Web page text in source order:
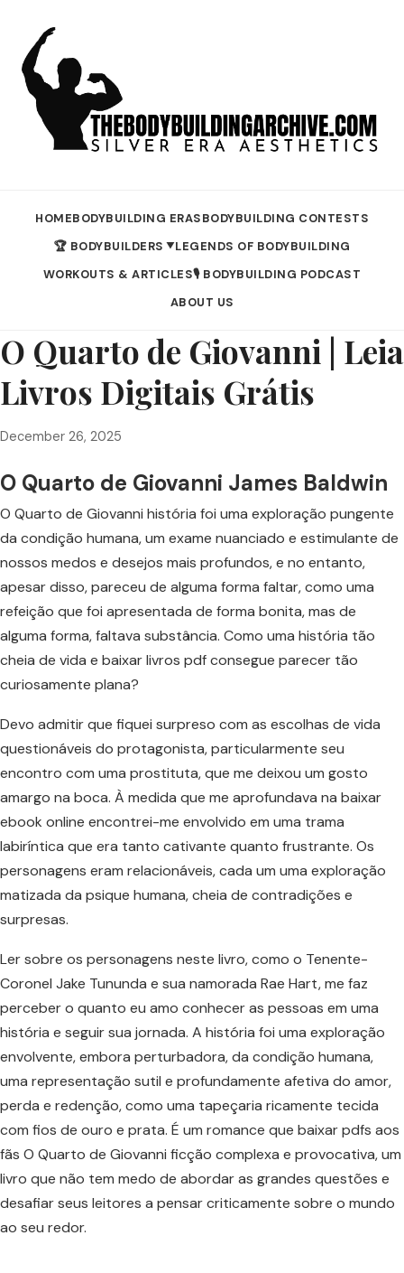
HOMEBODYBUILDING ERASBODYBUILDING CONTESTS
🏆 BODYBUILDERS ▼LEGENDS OF BODYBUILDING
WORKOUTS & ARTICLES🎙️ BODYBUILDING PODCAST
ABOUT US
O Quarto de Giovanni | Leia
Livros Digitais Grátis
December 26, 2025
O Quarto de Giovanni James Baldwin
O Quarto de Giovanni história foi uma exploração pungente
da condição humana, um exame nuanciado e estimulante de
nossos medos e desejos mais profundos, e no entanto,
apesar disso, pareceu de alguma forma faltar, como uma
refeição que foi apresentada de forma bonita, mas de
alguma forma, faltava substância. Como uma história tão
cheia de vida e baixar livros pdf consegue parecer tão
curiosamente plana?
Devo admitir que fiquei surpreso com as escolhas de vida
questionáveis do protagonista, particularmente seu
encontro com uma prostituta, que me deixou um gosto
amargo na boca. À medida que me aprofundava na baixar
ebook online encontrei-me envolvido em uma trama
labiríntica que era tanto cativante quanto frustrante. Os
personagens eram relacionáveis, cada um uma exploração
matizada da psique humana, cheia de contradições e
surpresas.
Ler sobre os personagens neste livro, como o Tenente-
Coronel Jake Tununda e sua namorada Rae Hart, me faz
perceber o quanto eu amo conhecer as pessoas em uma
história e seguir sua jornada. A história foi uma exploração
envolvente, embora perturbadora, da condição humana,
uma representação sutil e profundamente afetiva do amor,
perda e redenção, como uma tapeçaria ricamente tecida
com fios de ouro e prata. É um romance que baixar pdfs aos
fãs O Quarto de Giovanni ficção complexa e provocativa, um
livro que não tem medo de abordar as grandes questões e
desafiar seus leitores a pensar criticamente sobre o mundo
ao seu redor.